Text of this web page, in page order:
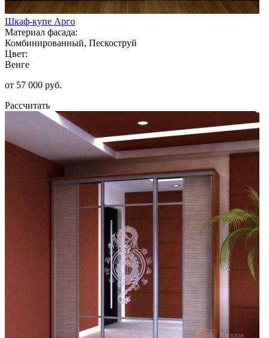
Шкаф-купе Арго
Материал фасада:
Комбинированный, Пескоструй
Цвет:
Венге
от 57 000 руб.
Рассчитать